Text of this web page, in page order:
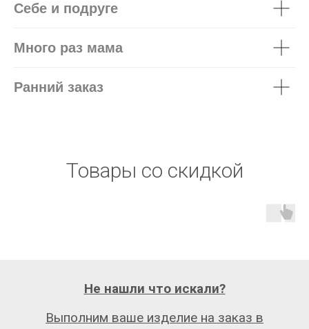
Себе и подруге
Много раз мама
Ранний заказ
Товары со скидкой
Выполним ваше изделие на заказ в
Не нашли что искали?